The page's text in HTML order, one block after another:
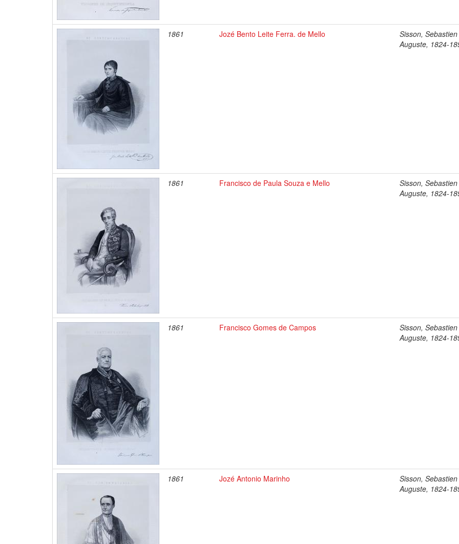
1861 Jozé Bento Leite Ferra. de Mello
Sisson, Sebastien
Auguste, 1824-
1861 Francisco de Paula Souza e Mello
Sisson, Sebastien
Auguste, 1824-
1861 Francisco Gomes de Campos
Sisson, Sebastien
Auguste, 1824-
1861 Jozé Antonio Marinho
Sisson, Sebastien
Auguste, 1824-